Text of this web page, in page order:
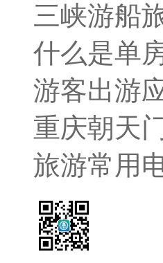
三峡游船
什么是单
游客出游
重庆朝天
旅游常用